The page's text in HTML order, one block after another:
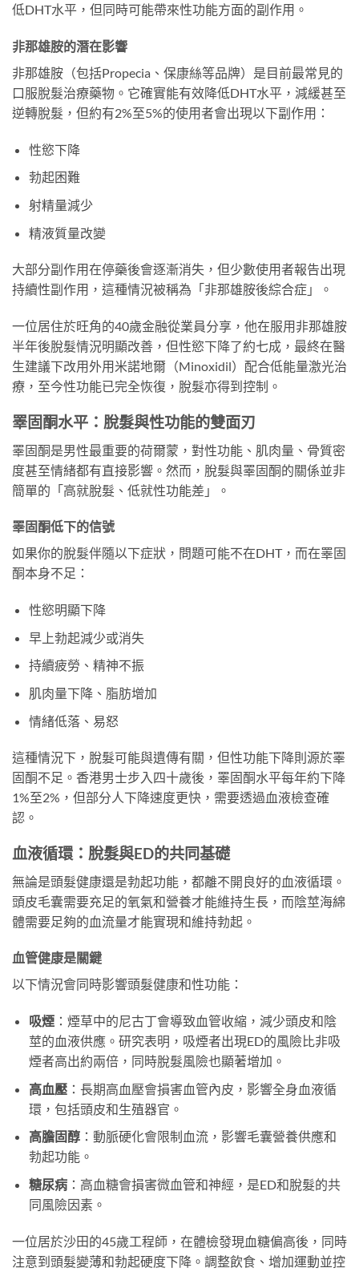
低DHT水平，但同時可能帶來性功能方面的副作用。
非那雄胺的潛在影響
非那雄胺（包括Propecia、保康絲等品牌）是目前最常見的
口服脫髮治療藥物。它確實能有效降低DHT水平，減緩甚至
逆轉脫髮，但約有2%至5%的使用者會出現以下副作用：
性慾下降
勃起困難
射精量減少
精液質量改變
大部分副作用在停藥後會逐漸消失，但少數使用者報告出現
持續性副作用，這種情況被稱為「非那雄胺後綜合症」。
一位居住於旺角的40歲金融從業員分享，他在服用非那雄胺
半年後脫髮情況明顯改善，但性慾下降了約七成，最終在醫
生建議下改用外用米諾地爾（Minoxidil）配合低能量激光治
療，至今性功能已完全恢復，脫髮亦得到控制。
睪固酮水平：脫髮與性功能的雙面刃
睪固酮是男性最重要的荷爾蒙，對性功能、肌肉量、骨質密
度甚至情緒都有直接影響。然而，脫髮與睪固酮的關係並非
簡單的「高就脫髮、低就性功能差」。
睪固酮低下的信號
如果你的脫髮伴隨以下症狀，問題可能不在DHT，而在睪固
酮本身不足：
性慾明顯下降
早上勃起減少或消失
持續疲勞、精神不振
肌肉量下降、脂肪增加
情緒低落、易怒
這種情況下，脫髮可能與遺傳有關，但性功能下降則源於睪
固酮不足。香港男士步入四十歲後，睪固酮水平每年約下降
1%至2%，但部分人下降速度更快，需要透過血液檢查確
認。
血液循環：脫髮與ED的共同基礎
無論是頭髮健康還是勃起功能，都離不開良好的血液循環。
頭皮毛囊需要充足的氧氣和營養才能維持生長，而陰莖海綿
體需要足夠的血流量才能實現和維持勃起。
血管健康是關鍵
以下情況會同時影響頭髮健康和性功能：
吸煙：煙草中的尼古丁會導致血管收縮，減少頭皮和陰
莖的血液供應。研究表明，吸煙者出現ED的風險比非吸
煙者高出約兩倍，同時脫髮風險也顯著增加。
高血壓：長期高血壓會損害血管內皮，影響全身血液循
環，包括頭皮和生殖器官。
高膽固醇：動脈硬化會限制血流，影響毛囊營養供應和
勃起功能。
糖尿病：高血糖會損害微血管和神經，是ED和脫髮的共
同風險因素。
一位居於沙田的45歲工程師，在體檢發現血糖偏高後，同時
注意到頭髮變薄和勃起硬度下降。調整飲食、增加運動並控